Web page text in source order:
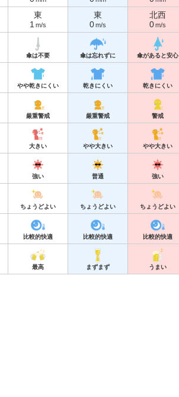
東
1 m/s
東
0m/s
北西
0m/s
傘は不要 傘は忘れずに 傘があると安心
やや乾きにくい 乾きにくい 乾きにくい
厳重警戒 厳重警戒 警戒
大きい やや大きい やや大きい
強い 普通 強い
ちょうどよい ちょうどよい ちょうどよい
比較的快適 比較的快適 比較的快適
最高 まずまず うまい